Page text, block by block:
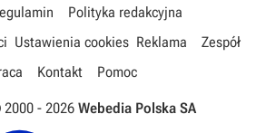
Polityka redakcyjna
Ustawienia cookies Reklama
Zespół
Kontakt Pomoc
- 2026 Webedia Polska SA